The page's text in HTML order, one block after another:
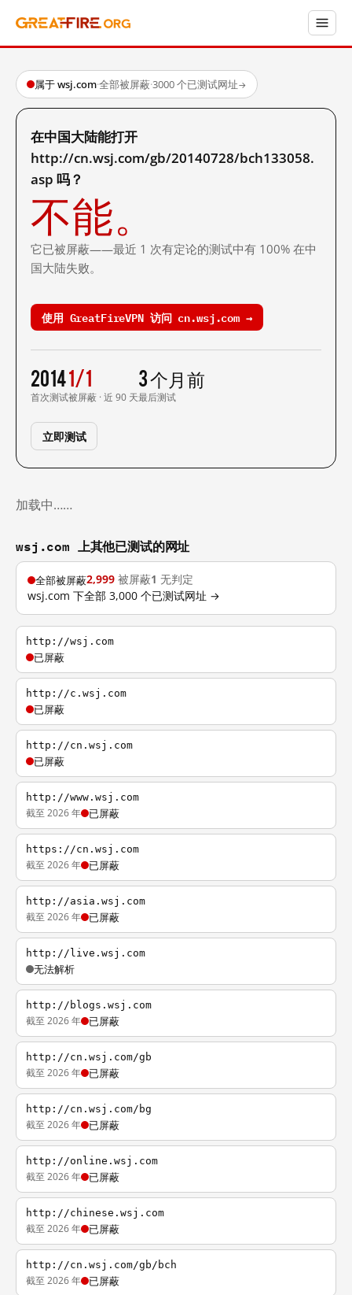
属于 wsj.com·全部被屏蔽·3000 个已测试网址→
在中国大陆能打开
http://cn.wsj.com/gb/20140728/bch133058.
asp 吗？
不能。
它已被屏蔽——最近 1 次有定论的测试中有 100% 在中
国大陆失败。
使用 GreatFireVPN 访问 cn.wsj.com →
2014
首次测试
1/1
被屏蔽 · 近 90 天
3 个月前
最后测试
立即测试
加载中……
wsj.com 上其他已测试的网址
全部被屏蔽2,999 被屏蔽1 无判定
wsj.com 下全部 3,000 个已测试网址 →
http://wsj.com
已屏蔽
http://c.wsj.com
已屏蔽
http://cn.wsj.com
已屏蔽
http://www.wsj.com
截至 2026 年 已屏蔽
https://cn.wsj.com
截至 2026 年 已屏蔽
http://asia.wsj.com
截至 2026 年 已屏蔽
http://live.wsj.com
无法解析
http://blogs.wsj.com
截至 2026 年 已屏蔽
http://cn.wsj.com/gb
截至 2026 年 已屏蔽
http://cn.wsj.com/bg
截至 2026 年 已屏蔽
http://online.wsj.com
截至 2026 年 已屏蔽
http://chinese.wsj.com
截至 2026 年 已屏蔽
http://cn.wsj.com/gb/bch
截至 2026 年 已屏蔽